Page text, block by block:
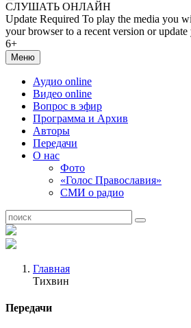
СЛУШАТЬ ОНЛАЙН
Update Required To play the media you
your browser to a recent version or
6+
Меню
Аудио online
Видео online
Вопрос в эфир
Программа и Архив
Авторы
Передачи
О нас
Фото
«Голос Православия»
СМИ о радио
Главная
Тихвин
Передачи